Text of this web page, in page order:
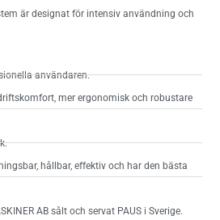
är designat för intensiv användning och
användaren.
mer ergonomisk och robustare
hållbar, effektiv och har den bästa
AB sålt och servat PAUS i Sverige.